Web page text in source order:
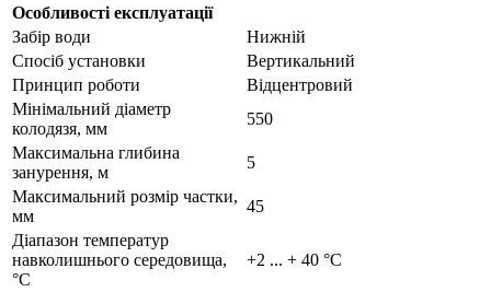
Особливості експлуатації
Забір води
Нижній
Спосіб установки
Вертикальний
Принцип роботи
Відцентровий
Мінімальний діаметр
колодязя, мм
550
Максимальна глибина
занурення, м
5
Максимальний розмір частки,
мм
45
Діапазон температур
навколишнього середовища,
°С
+2 ... + 40 °C